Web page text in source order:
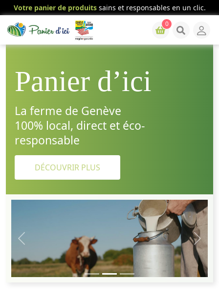
Votre panier de produitssains et responsables en un clic.
0
Panier d’ici
La ferme de Genève
100% local, direct et éco-
responsable
DÉCOUVRIR PLUS